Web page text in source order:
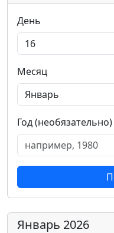
День
Месяц
Год (необязательно)
Январь 2026